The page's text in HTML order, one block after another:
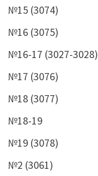
№15 (3074)
№16 (3075)
№16-17 (3027-3028)
№17 (3076)
№18 (3077)
№18-19
№19 (3078)
№2 (3061)